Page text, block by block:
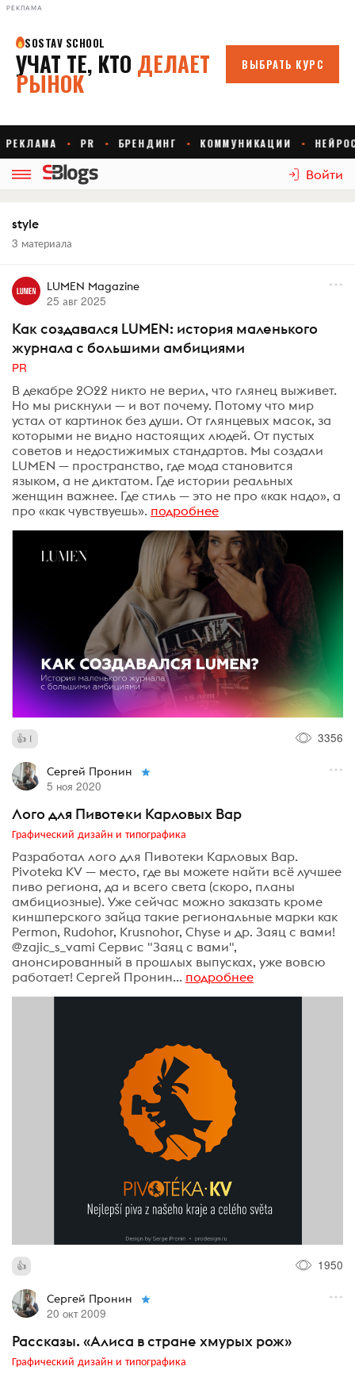
РЕКЛАМА
Войти
style
3 материала
LUMEN Magazine
25 авг 2025
Как создавался LUMEN: история маленького
журнала с большими амбициями
PR
В декабре 2022 никто не верил, что глянец выживет.
Но мы рискнули — и вот почему. Потому что мир
устал от картинок без души. От глянцевых масок, за
которыми не видно настоящих людей. От пустых
советов и недостижимых стандартов. Мы создали
LUMEN — пространство, где мода становится
языком, а не диктатом. Где истории реальных
женщин важнее. Где стиль — это не про «как надо», а
про «как чувствуешь». подробнее
1 3356
Сергей Пронин
5 ноя 2020
Лого для Пивотеки Карловых Вар
Графический дизайн и типографика
Разработал лого для Пивотеки Карловых Вар.
Pivoteka KV — место, где вы можете найти всё лучшее
пиво региона, да и всего света (скоро, планы
амбициозные). Уже сейчас можно заказать кроме
киншперского зайца такие региональные марки как
Permon, Rudohor, Krusnohor, Chyse и др. Заяц с вами!
@zajic_s_vami Сервис "Заяц с вами",
анонсированный в прошлых выпусках, уже вовсю
работает! Сергей Пронин... подробнее
1950
Сергей Пронин
20 окт 2009
Рассказы. «Алиса в стране хмурых рож»
Графический дизайн и типографика